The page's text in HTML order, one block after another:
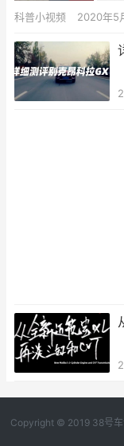
科普小视频 2020年5
Copyright © 2019 38号